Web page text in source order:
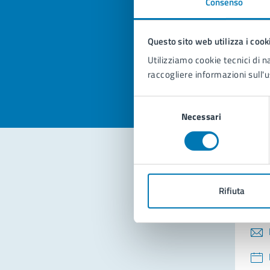
Questo sito web utilizza i
Utilizziamo cookie tecnici di
raccogliere informazioni
consenso
Necessari
Rifiuta